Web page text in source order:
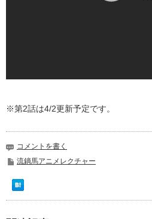
※第2話は4/2更新予定です。
コメントを書く
流鏑馬アニメレクチャー